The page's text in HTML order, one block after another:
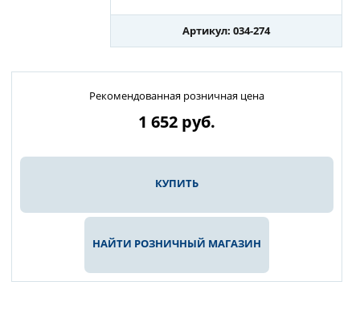
Артикул: 034-274
Рекомендованная розничная цена
1 652 руб.
КУПИТЬ
НАЙТИ РОЗНИЧНЫЙ МАГАЗИН